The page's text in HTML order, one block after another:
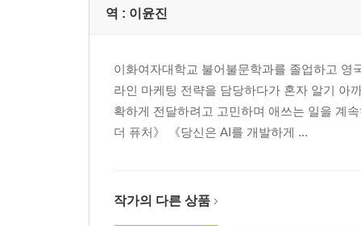
역 : 이윤진
이화여자대학교 불어불문학과를 졸업하고
라인 마케팅 전략을 담당하다가 혼자 알기 아
확하게 전달하려고 고민하며 애쓰는 일을 계
더 퓨처》 《당신은 AI를 개발하게 ...
작가의 다른 상품